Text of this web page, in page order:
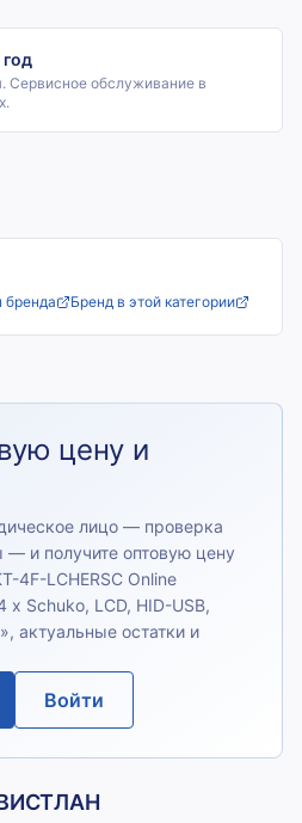
год
Сервисное обслуживание в
бренда Бренд в этой категории
цену и
лицо — проверка
и получите оптовую цену
4F-LCHERSC Online
x Schuko, LCD, HID-USB,
», актуальные остатки и
Войти
ВИСТЛАН